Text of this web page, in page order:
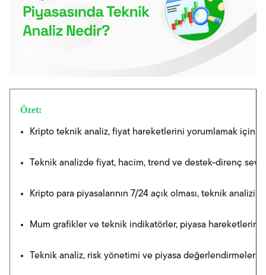
Özet:
Kripto teknik analiz, fiyat hareketlerini yorumlamak için
Teknik analizde fiyat, hacim, trend ve destek-direnç
Kripto para piyasalarının 7/24 açık olması, teknik analizi
Mum grafikler ve teknik indikatörler, piyasa hareketlerini
Teknik analiz, risk yönetimi ve piyasa